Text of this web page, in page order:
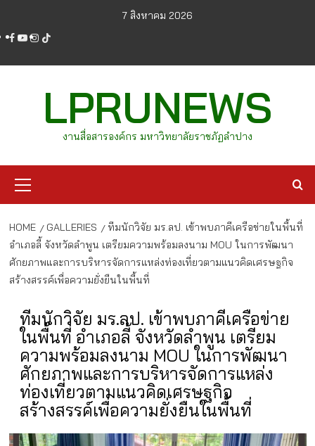
content
7 สิงหาคม 2026
facebook
youtube
instagram
tiktok
LPRUNEWS
งานสื่อสารองค์กร มหาวิทยาลัยราชภัฏลำปาง
Menu
HOME GALLERIES
ทีมนักวิจัย มร.ลป. เข้าพบภาคีเครือข่ายในพื้นที่
อำเภอลี้ จังหวัดลำพูน เตรียมความพร้อมลงนาม MOU ในการพัฒนา
ศักยภาพและการบริหารจัดการแหล่งท่องเที่ยวตามแนวคิดเศรษฐกิจ
สร้างสรรค์เพื่อความยั่งยืนในพื้นที่
ทีมนักวิจัย มร.ลป. เข้าพบภาคีเครือข่าย
ในพื้นที่ อำเภอลี้ จังหวัดลำพูน เตรียม
ความพร้อมลงนาม MOU ในการพัฒนา
ศักยภาพและการบริหารจัดการแหล่ง
ท่องเที่ยวตามแนวคิดเศรษฐกิจ
สร้างสรรค์เพื่อความยั่งยืนในพื้นที่